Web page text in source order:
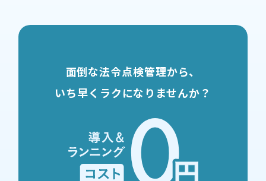
面倒な法令点検管理から、
いち早くラクになりませんか？